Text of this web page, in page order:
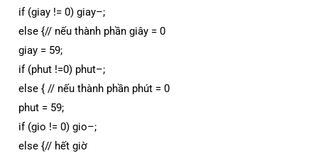
if (giay != 0) giay–;
else {// nếu thành phần giây = 0
giay = 59;
if (phut !=0) phut–;
else { // nếu thành phần phút = 0
phut = 59;
if (gio != 0) gio–;
else {// hết giờ